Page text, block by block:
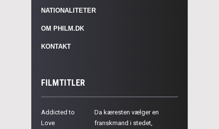
NATIONALITETER
OM PHILM.DK
KONTAKT
FILMTITLER
Addicted to
Love
Da kæresten vælger en
franskmand i stedet,